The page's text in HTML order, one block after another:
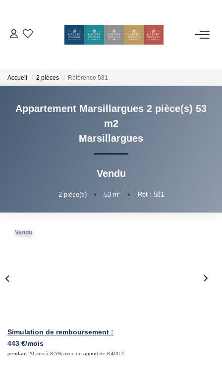
ESTIMER
L'AGENCE
Notre Équipe
Nos Avis
Nos Actes
CONTACT
Accueil 2 pièces Référence 581
Appartement Marsillargues 2 pièce(s) 53
m2
Marsillargues
Vendu
2pièce(s) • 53m² • Réf : 581
Vendu
Simulation de remboursement :
443 €/mois
pendant 20 ans à 3.5% avec un apport de 8 490 €